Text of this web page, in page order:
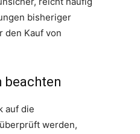
bisheriger
den Kauf von
beachten
auf die
werden,